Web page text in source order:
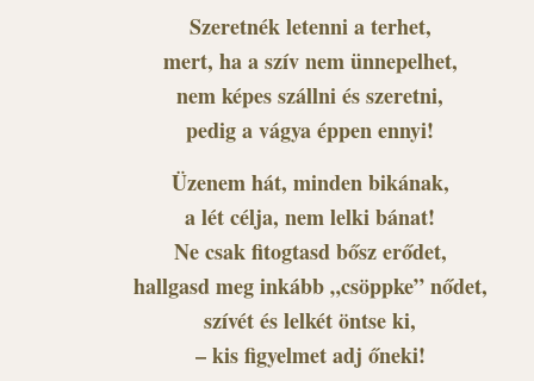
Szeretnék letenni a terhet,
mert, ha a szív nem ünnepelhet,
nem képes szállni és szeretni,
pedig a vágya éppen ennyi!
Üzenem hát, minden bikának,
a lét célja, nem lelki bánat!
Ne csak fitogtasd bősz erődet,
hallgasd meg inkább „csöppke” nődet,
szívét és lelkét öntse ki,
– kis figyelmet adj őneki!